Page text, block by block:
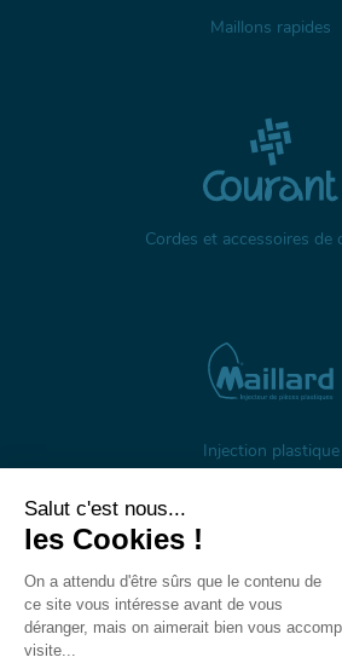
Maillons rapides
Cordes et accessoires de
Injection plastique
À propos Gestion des cookies
Données personnelles